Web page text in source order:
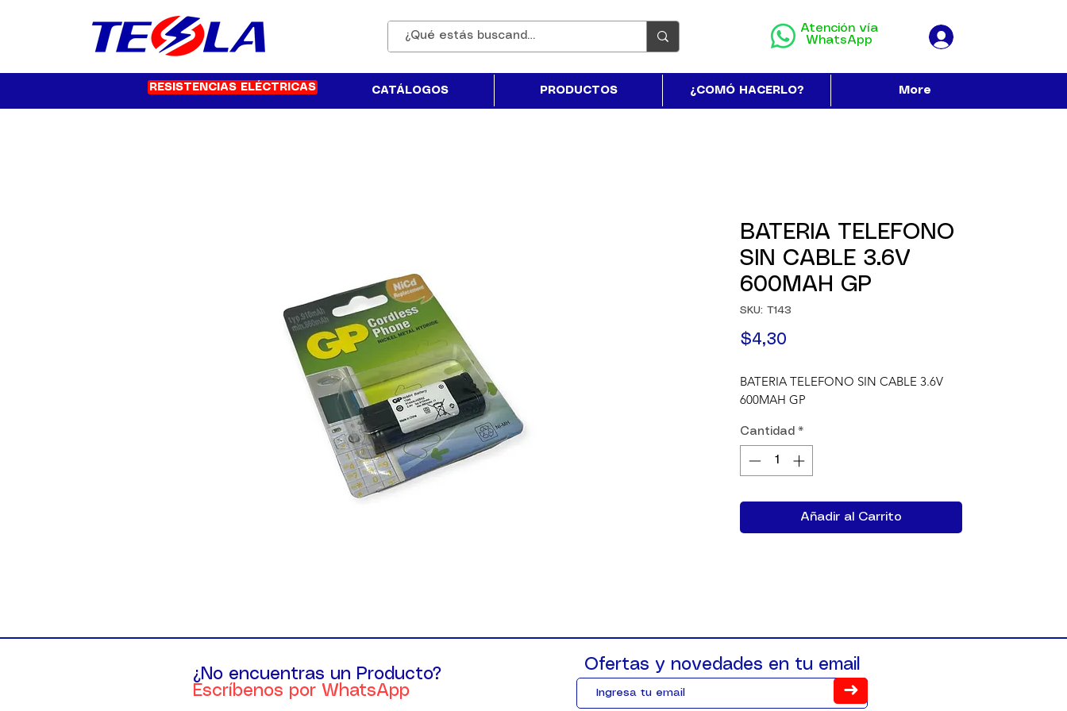
Atención vía
WhatsApp
RESISTENCIAS ELÉCTRICAS CATÁLOGOS PRODUCTOS ¿COMÓ HACERLO? More
BATERIA TELEFONO
SIN CABLE 3.6V
600MAH GP
SKU: T143
$4,30
BATERIA TELEFONO SIN CABLE 3.6V
600MAH GP
Cantidad *
Añadir al Carrito
¿No encuentras un Producto?
Escríbenos por WhatsApp
Ofertas y novedades en tu email
➜